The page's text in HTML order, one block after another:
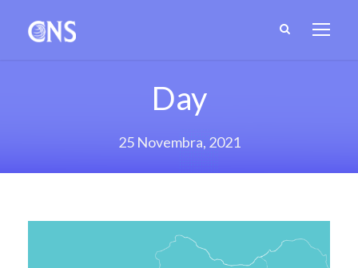
Day
25 Novembra, 2021